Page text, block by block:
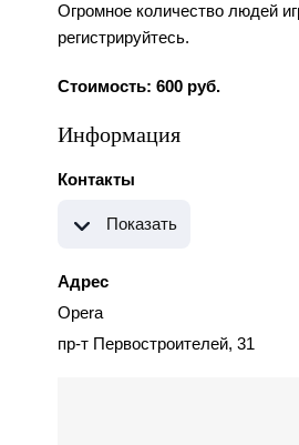
Огромное количество людей
регистрируйтесь.
Стоимость: 600 руб.
Информация
Контакты
Показать
Адрес
Opera
пр-т Первостроителей, 31